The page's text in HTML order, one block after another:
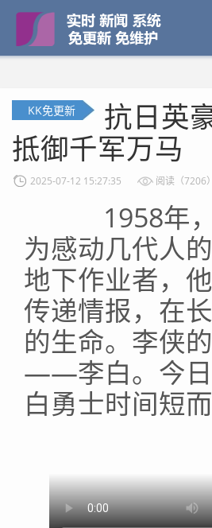
KK免更新
抗日英
抵御千军万马
2025-07-12 15:27:35 阅读（7206）
1958年，
为感动几代人
地下作业者，
传递情报，在
的生命。李侠
——李白。今日
白勇士时间短